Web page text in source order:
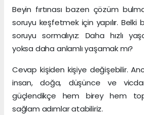
Beyin fırtınası bazen çözüm
soruyu keşfetmek için yapılır. Belki
soruyu sormalıyız: Daha hızlı
yoksa daha anlamlı yaşamak mı?
Cevap kişiden kişiye değişebilir.
insan, doğa, düşünce ve
güçlendikçe hem birey hem
sağlam adımlar atabiliriz.